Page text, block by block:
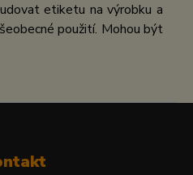
etiketu na výrobku a
použití. Mohou být